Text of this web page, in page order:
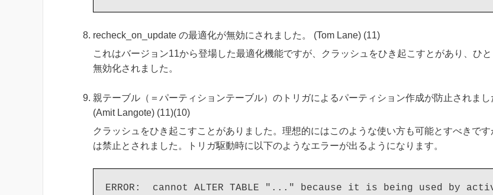
recheck_on_update の最適化が無効にされました。 (Tom Lane) (11)
これはバージョン11から登場した最適化機能ですが、クラッシュをひき起こすとがあり、ひ
無効化されました。
親テーブル（＝パーティションテーブル）のトリガによるパーティション作成が防止されまし
(Amit Langote) (11)(10)
クラッシュをひき起こすことがありました。理想的にはこのような使い方も可能とすべきです
は禁止とされました。トリガ駆動時に以下のようなエラーが出るようになります。
ERROR:  cannot ALTER TABLE "..." because it is being used by